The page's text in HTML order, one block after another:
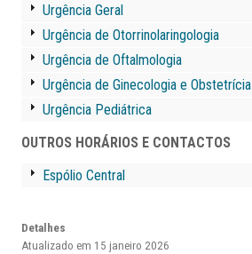
Urgência Geral
Urgência de Otorrinolaringologia
Urgência de Oftalmologia
Urgência de Ginecologia e Obstetrícia
Urgência Pediátrica
OUTROS HORÁRIOS E CONTACTOS
Espólio Central
Detalhes
Atualizado em 15 janeiro 2026